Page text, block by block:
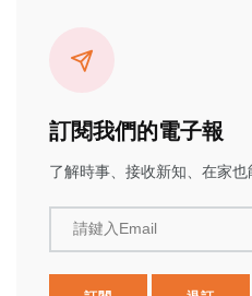
訂閱我們的電子報
了解時事、接收新知、在家也
請鍵入Email